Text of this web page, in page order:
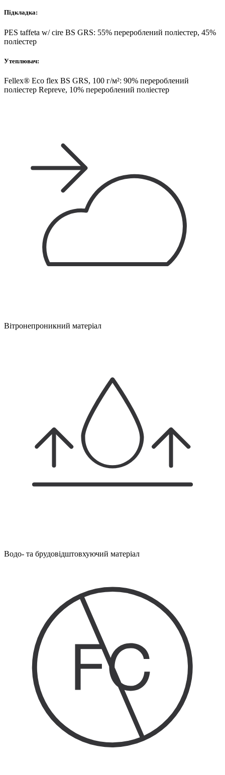
Підкладка:
PES taffeta w/ cire BS GRS: 55% перероблений поліестер, 45%
поліестер
Утеплювач:
Fellex® Eco flex BS GRS, 100 г/м²: 90% перероблений
поліестер Repreve, 10% перероблений поліестер
Вітронепроникний матеріал
Водо- та брудовідштовхуючий матеріал